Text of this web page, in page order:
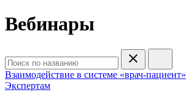
Вебинары
Взаимодействие в системе «врач-пациент»
Экспертам